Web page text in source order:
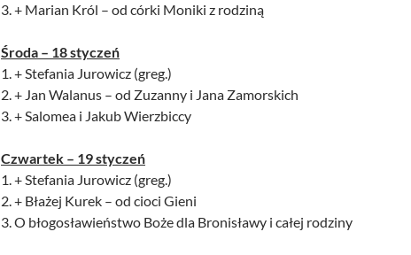
3. + Marian Król – od córki Moniki z rodziną
Środa – 18 styczeń
1. + Stefania Jurowicz (greg.)
2. + Jan Walanus – od Zuzanny i Jana Zamorskich
3. + Salomea i Jakub Wierzbiccy
Czwartek – 19 styczeń
1. + Stefania Jurowicz (greg.)
2. + Błażej Kurek – od cioci Gieni
3. O błogosławieństwo Boże dla Bronisławy i całej rodziny